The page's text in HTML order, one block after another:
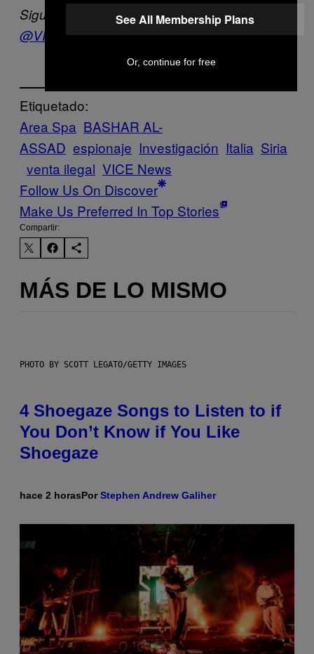
Sigue a VICE News En Español en Twitter:
@VICENewsEs
Etiquetado:
Area Spa BASHAR AL-
ASSAD espionaje Investigación Italia Siria
venta ilegal VICE News
Follow Us On Discover
Make Us Preferred In Top Stories
Compartir:
MÁS DE LO MISMO
PHOTO BY SCOTT LEGATO/GETTY IMAGES
4 Shoegaze Songs to Listen to if
You Don’t Know if You Like
Shoegaze
hace 2 horasPorStephen Andrew Galiher
See All Membership Plans
Or, continue for free